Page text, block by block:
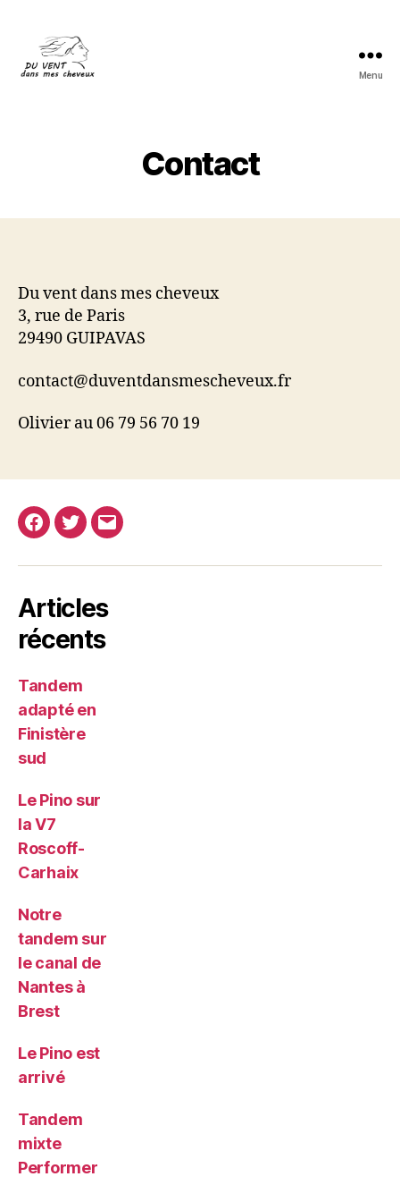
Menu
Contact
Du vent dans mes cheveux
3, rue de Paris
29490 GUIPAVAS
contact@duventdansmescheveux.fr
Olivier au 06 79 56 70 19
Facebook
Twitter
E-
Articles
récents
Tandem
adapté en
Finistère
sud
Le Pino sur
la V7
Roscoff-
Carhaix
Notre
tandem sur
le canal de
Nantes à
Brest
Le Pino est
arrivé
Tandem
mixte
Performer